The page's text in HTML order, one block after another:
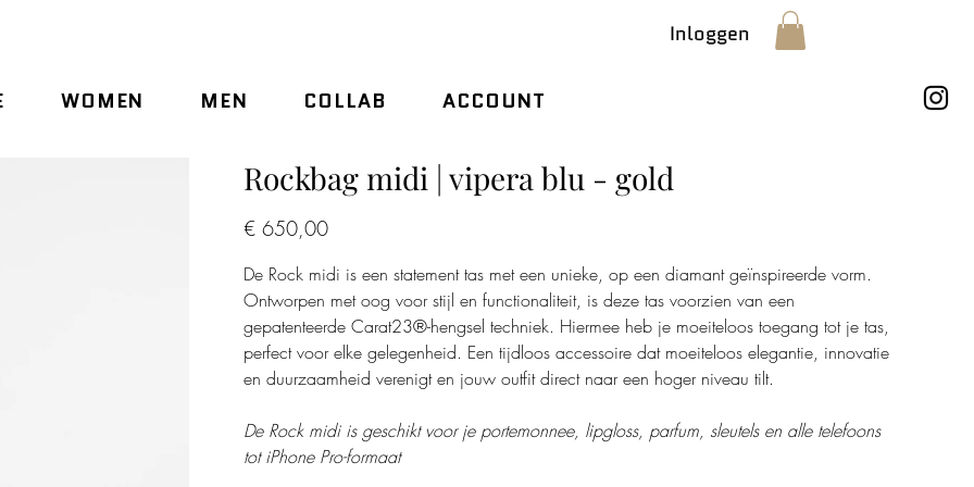
WOMEN MEN COLLAB ACCOUNT
Inloggen
Rockbag midi | vipera blu - gold
€ 650,00
De Rock midi is een statement tas met een unieke, op een diamant geïnspireerde vorm.
Ontworpen met oog voor stijl en functionaliteit, is deze tas voorzien van een
gepatenteerde Carat23®-hengsel techniek. Hiermee heb je moeiteloos toegang tot je tas,
perfect voor elke gelegenheid. Een tijdloos accessoire dat moeiteloos elegantie, innovatie
en duurzaamheid verenigt en jouw outfit direct naar een hoger niveau tilt.
De Rock midi is geschikt voor je portemonnee, lipgloss, parfum, sleutels en alle telefoons
tot iPhone Pro-formaat